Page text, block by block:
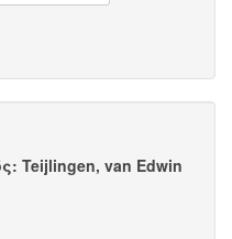
Teijlingen, van Edwin